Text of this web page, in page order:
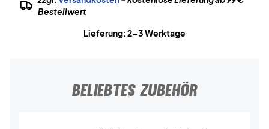
Bestellwert
Lieferung: 2-3 Werktage
BELIEBTES ZUBEHÖR